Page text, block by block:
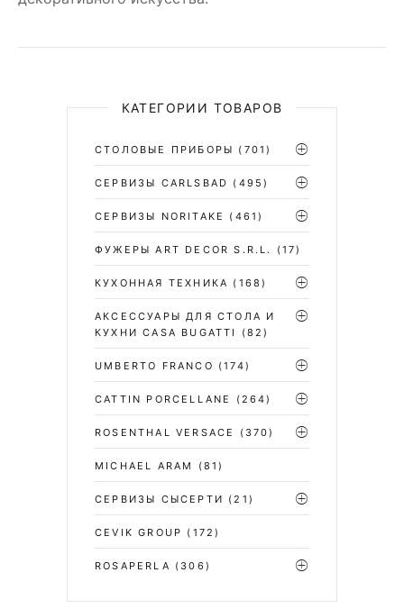
КАТЕГОРИИ ТОВАРОВ
СТОЛОВЫЕ ПРИБОРЫ (701)
CЕРВИЗЫ CARLSBAD (495)
СЕРВИЗЫ NORITAKE (461)
ФУЖЕРЫ ART DECOR S.R.L. (17)
КУХОННАЯ ТЕХНИКА (168)
АКСЕССУАРЫ ДЛЯ СТОЛА И
КУХНИ CASA BUGATTI
(82)
UMBERTO FRANCO (174)
CATTIN PORCELLANE (264)
ROSENTHAL VERSACE (370)
MICHAEL ARAM (81)
СЕРВИЗЫ СЫСЕРТИ (21)
CEVIK GROUP (172)
ROSAPERLA (306)